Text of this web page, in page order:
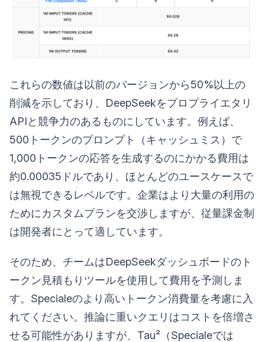
これらの数値は以前のバージョンから50%以上の
削減を示しており、DeepSeekをプロプライエタリ
APIと競争力のあるものにしています。例えば、
500トークンのプロンプト（キャッシュミス）で
1,000トークンの応答を生成するのにかかる費用は
約0.00035ドルであり、ほとんどのユースケースで
は無視できるレベルです。企業はより大量の利用の
ためにカスタムプランを交渉しますが、従量課金制
は開発者にとって適しています。
そのため、チームはDeepSeekダッシュボードのト
ークン見積もりツールを使用して費用を予測しま
す。Specialeのより高いトークン消費量を考慮に入
れてください。推論に重いクエリはコストを倍増さ
せる可能性がありますが、Tau²（Specialeでは